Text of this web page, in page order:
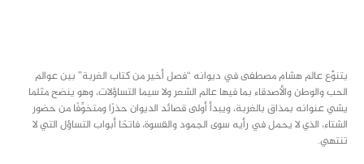
يتنوَّع عالم هشام مصطفى في ديوانه “فصل أخير من كتاب الغربة” بين عوالم
الحب والوطن والأصدقاء بما فيها عالم الشعر ولا سيما التساؤلات، وهو ينضح مثلما
يشي عنوانه بمذاق بالغربة، ويبدأ أولى قصائد الديوان حذرًا ومتخوِّفًا من حضور
الشتاء، الذي لا يحمل في رأيه سوى الجمود والقسوة، فاتحًا أبواب التساؤل التي لا
تنتهي.